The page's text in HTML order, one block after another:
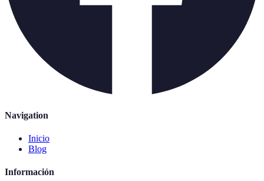
Navigation
Inicio
Blog
Información